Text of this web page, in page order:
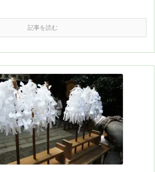
記事を読む